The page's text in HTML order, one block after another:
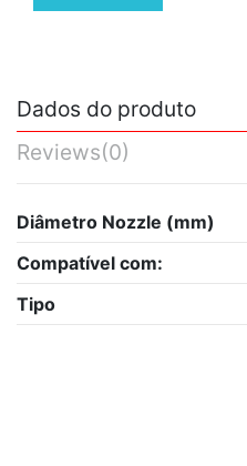
Dados do produto
Reviews(0)
Diâmetro Nozzle (mm)
Compatível com:
Tipo